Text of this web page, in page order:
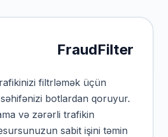
FraudFilter
filtrləmək üçün
botlardan qoruyur.
və zərərli trafikin
sabit işini təmin